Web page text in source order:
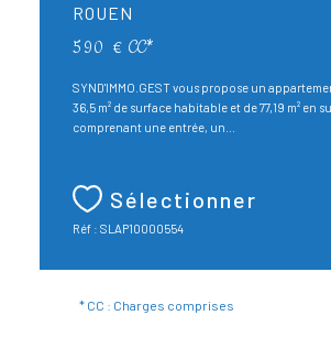
ROUEN
590 € CC*
SYND'IMMO.GEST vous propose un
36,5 m² de surface habitable et de 77,19 m² en
comprenant une entrée, un...
Sélectionner
Réf : SLAP10000554
* CC : Charges comprises